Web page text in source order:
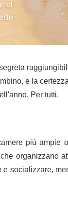
al
e la
Per tutti.
più ampie
organizzano
socializzare,